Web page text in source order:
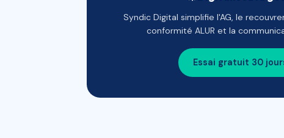
Syndic Digital simplifie l'AG, le
conformité ALUR et la
Essai gratuit 30